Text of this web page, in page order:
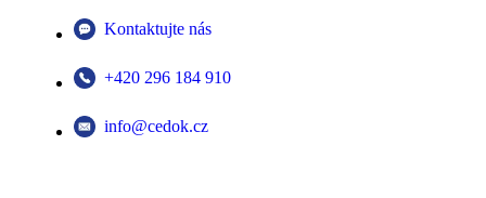
Kontaktujte nás
+420 296 184 910
info@cedok.cz